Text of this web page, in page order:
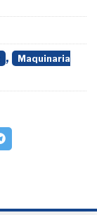
,
Maquinaria